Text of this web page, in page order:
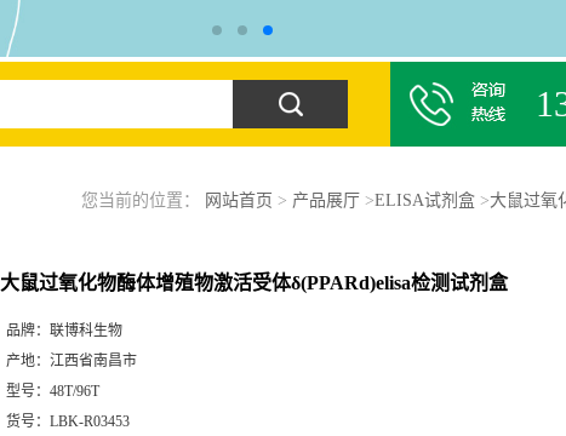
您当前的位置： 网站首页 > 产品展厅 >ELISA试剂盒>大鼠过氧
大鼠过氧化物酶体增殖物激活受体δ(PPARd)elisa检测试剂盒
品牌： 联博科生物
产地： 江西省南昌市
型号： 48T/96T
货号： LBK-R03453